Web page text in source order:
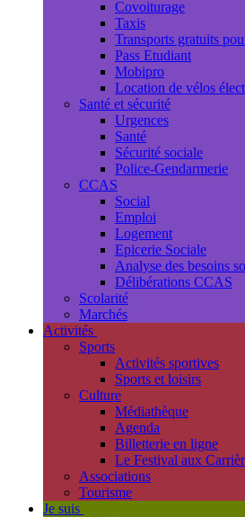
Covoiturage
Taxis
Transports gratuits
Pass Etudiant
Mobipro
Location de vélos
Santé et sécurité
Urgences
Santé
Sécurité sociale
Police-Gendarmerie
CCAS
Social
Emploi
Logement
Epicerie Sociale
Analyse des besoins
Délibérations CCAS
Scolarité
Marchés
Activités
Sports
Activités sportives
Sports et loisirs
Culture
Médiathèque
Agenda
Billetterie en ligne
Le Festival aux
Associations
Tourisme
Je suis